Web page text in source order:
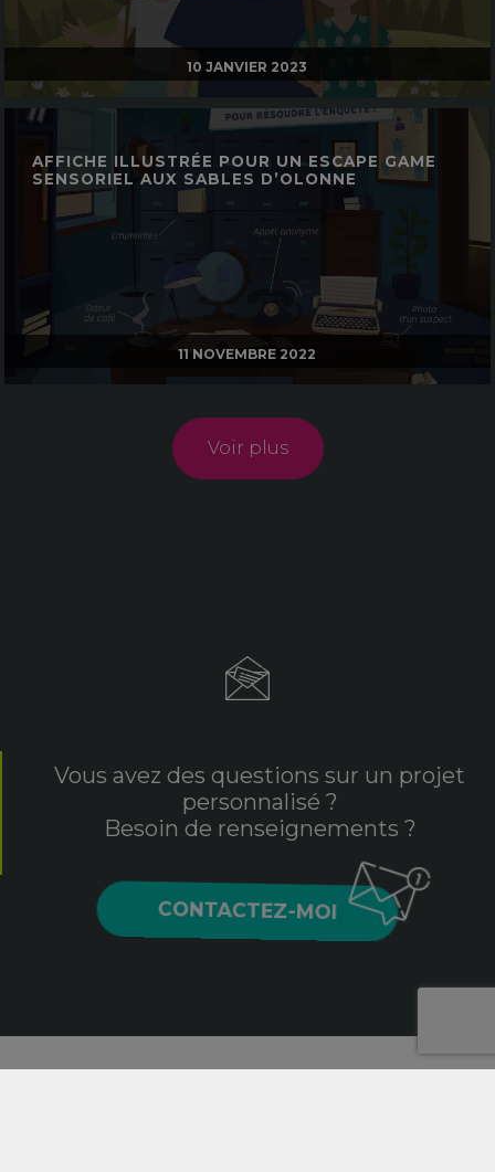
10 JANVIER 2023
11 NOVEMBRE 2022
AFFICHE ILLUSTRÉE POUR UN ESCAPE GAME
SENSORIEL AUX SABLES D’OLONNE
Voir plus
Vous avez des questions sur un projet
personnalisé ?
Besoin de renseignements ?
CONTACTEZ-MOI